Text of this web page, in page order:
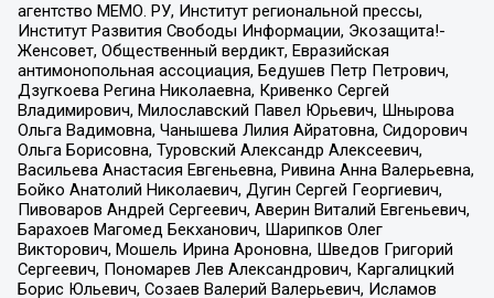
агентство МЕМО. РУ, Институт региональной прессы,
Институт Развития Свободы Информации, Экозащита!-
Женсовет, Общественный вердикт, Евразийская
антимонопольная ассоциация, Бедушев Петр Петрович,
Дзугкоева Регина Николаевна, Кривенко Сергей
Владимирович, Милославский Павел Юрьевич, Шнырова
Ольга Вадимовна, Чанышева Лилия Айратовна, Сидорович
Ольга Борисовна, Туровский Александр Алексеевич,
Васильева Анастасия Евгеньевна, Ривина Анна Валерьевна,
Бойко Анатолий Николаевич, Дугин Сергей Георгиевич,
Пивоваров Андрей Сергеевич, Аверин Виталий Евгеньевич,
Барахоев Магомед Бекханович, Шарипков Олег
Викторович, Мошель Ирина Ароновна, Шведов Григорий
Сергеевич, Пономарев Лев Александрович, Каргалицкий
Борис Юльевич, Созаев Валерий Валерьевич, Исламов